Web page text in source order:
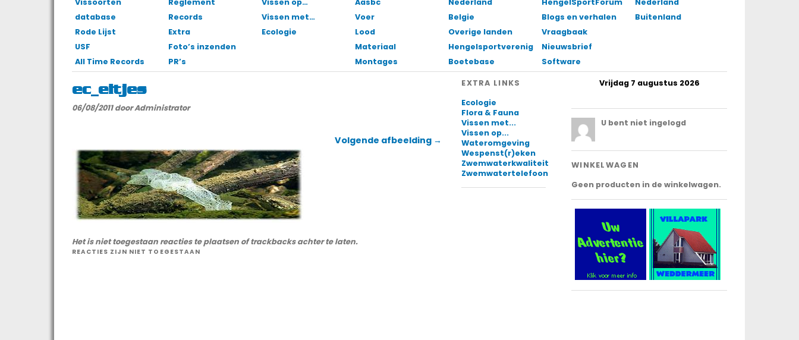
Vissoorten
database
Rode Lijst
USF
All Time Records
Reglement
Records
Extra
Foto’s inzenden
PR’s
Vissen op…
Vissen met…
Ecologie
Aasbc
Voer
Lood
Materiaal
Montages
Nederland
Belgie
Overige landen
Hengelsportverenigingen
Boetebase
HengelSportForum
Blogs en verhalen
Vraagbaak
Nieuwsbrief
Software
Nederland
Buitenland
ec_eitjes
06/08/2011 door Administrator
Volgende afbeelding →
Het is niet toegestaan reacties te plaatsen of trackbacks achter te laten.
REACTIES ZIJN NIET TOEGESTAAN
EXTRA LINKS
Ecologie
Flora & Fauna
Vissen met...
Vissen op...
Wateromgeving
Wespenst(r)eken
Zwemwaterkwaliteit
Zwemwatertelefoon
Vrijdag 7 augustus 2026
U bent niet ingelogd
WINKELWAGEN
Geen producten in de winkelwagen.